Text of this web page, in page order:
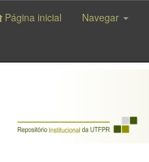
Página inicial Navegar